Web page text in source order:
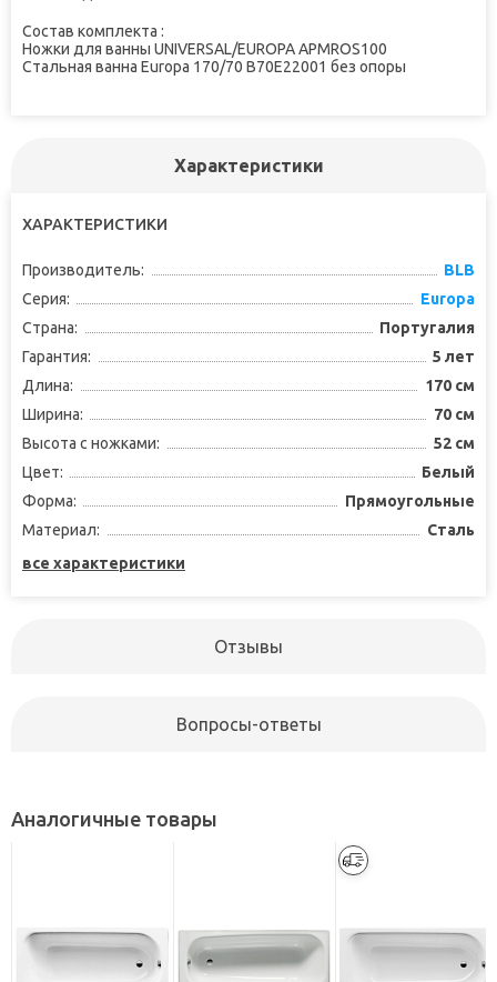
Состав комплекта :
Ножки для ванны UNIVERSAL/EUROPA APMROS100
Стальная ванна Europa 170/70 B70E22001 без опоры
Характеристики
ХАРАКТЕРИСТИКИ
Производитель:
BLB
Серия:
Europa
Страна:
Португалия
Гарантия:
5 лет
Длина:
170 см
Ширина:
70 см
Высота с ножками:
52 см
Цвет:
Белый
Форма:
Прямоугольные
Материал:
Сталь
все характеристики
Отзывы
Вопросы-ответы
Аналогичные товары